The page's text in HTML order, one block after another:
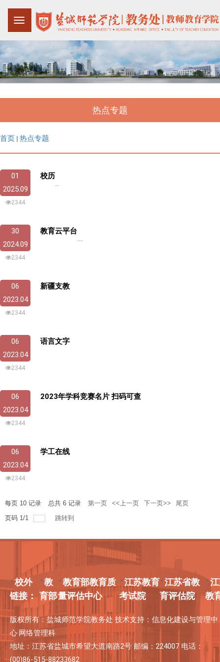
热点专题
首页 热点专题
01
2025.09
2344
校历
30
2024.09
2344
教育云平台
06
2023.04
2344
新疆支教
06
2023.04
2344
语言文字
06
2023.04
2344
2023年学科竞赛名片 扫码可查
06
2023.04
2344
学工在线
每页 10 记录 总共 6 记录 第一页 <<上一页 下一页>>
尾页
页码 1/1 跳转到
校外
链接：
教
育部
教育部教育质
量评估中心
江苏教育
考试院
江苏省教
育评估院
教
版权所有：盐城师范学院教务处 技术支持：信息化建设与管理中
心·网络管理科
地址：江苏省盐城市希望大道南路2号 邮编：224007 电话：
(00)86-515-88233682